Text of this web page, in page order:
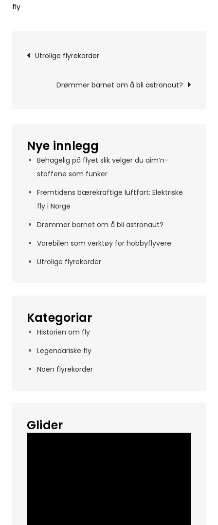
fly
Utrolige flyrekorder
Drømmer barnet om å bli astronaut?
Nye innlegg
Behagelig på flyet slik velger du aim’n-
stoffene som funker
Fremtidens bærekraftige luftfart: Elektriske
fly i Norge
Drømmer barnet om å bli astronaut?
Varebilen som verktøy for hobbyflyvere
Utrolige flyrekorder
Kategoriar
Historien om fly
Legendariske fly
Noen flyrekorder
Glider